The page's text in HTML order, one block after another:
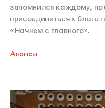
запомнился каждому,
присоединиться к
«Начнем с главного».
Анонсы